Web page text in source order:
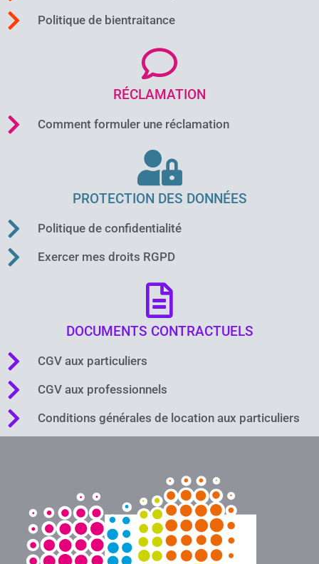
Politique de bientraitance
RÉCLAMATION
Comment formuler une réclamation
PROTECTION DES DONNÉES
Politique de confidentialité
Exercer mes droits RGPD
DOCUMENTS CONTRACTUELS
CGV aux particuliers
CGV aux professionnels
Conditions générales de location aux particuliers